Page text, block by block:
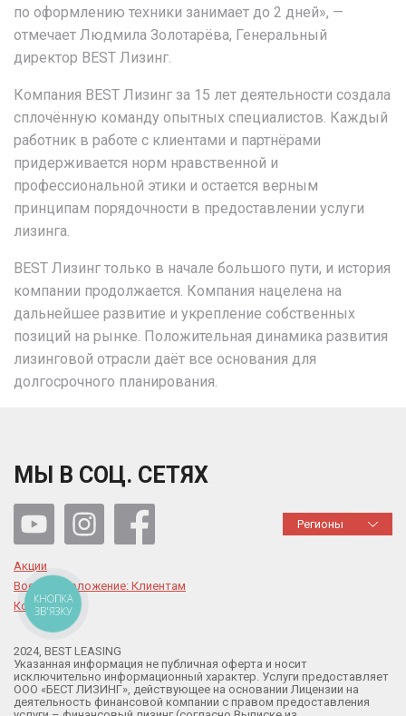
по оформлению техники занимает до 2 дней», —
отмечает Людмила Золотарёва, Генеральный
директор BEST Лизинг.
Компания BEST Лизинг за 15 лет деятельности создала
сплочённую команду опытных специалистов. Каждый
работник в работе с клиентами и партнёрами
придерживается норм нравственной и
профессиональной этики и остается верным
принципам порядочности в предоставлении услуги
лизинга.
BEST Лизинг только в начале большого пути, и история
компании продолжается. Компания нацелена на
дальнейшее развитие и укрепление собственных
позиций на рынке. Положительная динамика развития
лизинговой отрасли даёт все основания для
долгосрочного планирования.
МЫ В СОЦ. СЕТЯХ
Регионы
Акции
Военное положение: Клиентам
Контакты
2024, BEST LEASING
Указанная информация не публичная оферта и носит
исключительно информационный характер. Услуги предоставляет
ООО «БЕСТ ЛИЗИНГ», действующее на основании Лицензии на
деятельность финансовой компании с правом предоставления
КНОПКА
ЗВ'ЯЗКУ